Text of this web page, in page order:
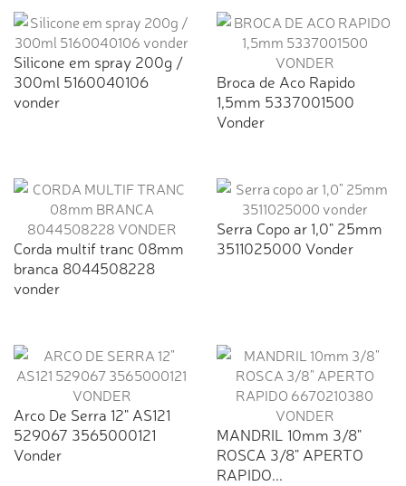
Silicone em spray 200g /
300ml 5160040106
vonder
Broca de Aco Rapido
1,5mm 5337001500
Vonder
Corda multif tranc 08mm
branca 8044508228
vonder
Serra Copo ar 1,0" 25mm
3511025000 Vonder
Arco De Serra 12" AS121
529067 3565000121
Vonder
MANDRIL 10mm 3/8"
ROSCA 3/8" APERTO
RAPIDO...